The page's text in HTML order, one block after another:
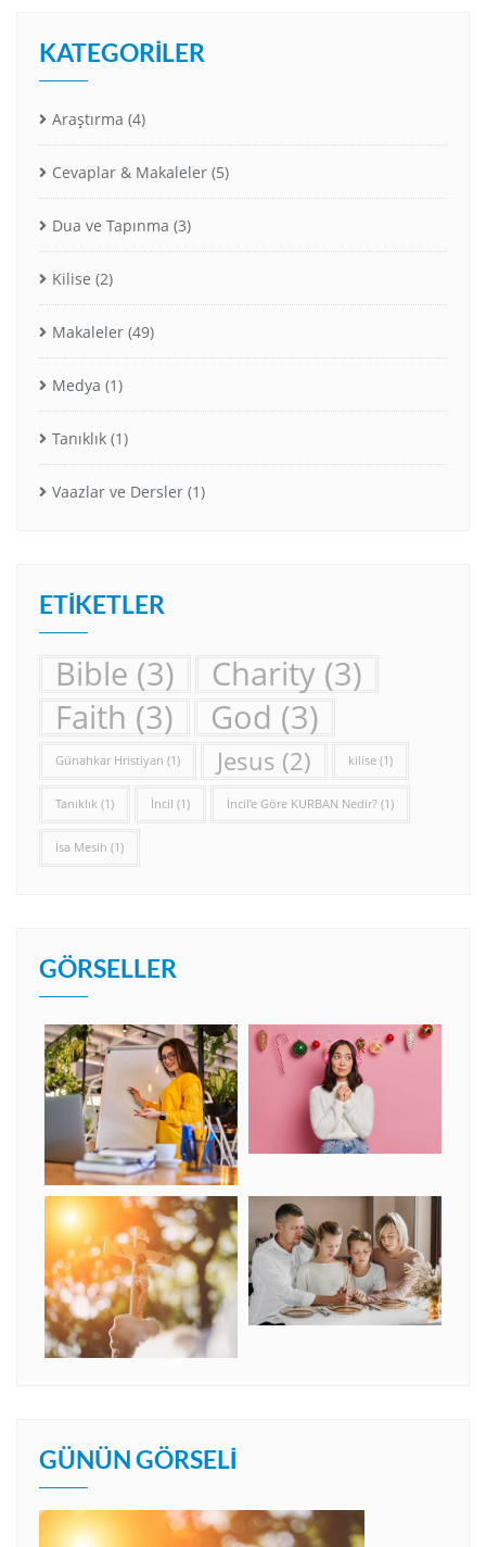
KATEGORILER
Araştırma (4)
Cevaplar & Makaleler (5)
Dua ve Tapınma (3)
Kilise (2)
Makaleler (49)
Medya (1)
Tanıklık (1)
Vaazlar ve Dersler (1)
ETIKETLER
Bible (3) Charity (3)
Faith (3) God (3)
Günahkar Hristiyan (1) Jesus (2) kilise (1)
Tanıklık (1) İncil (1) İncil’e Göre KURBAN Nedir? (1)
İsa Mesih (1)
GÖRSELLER
GÜNÜN GÖRSELI